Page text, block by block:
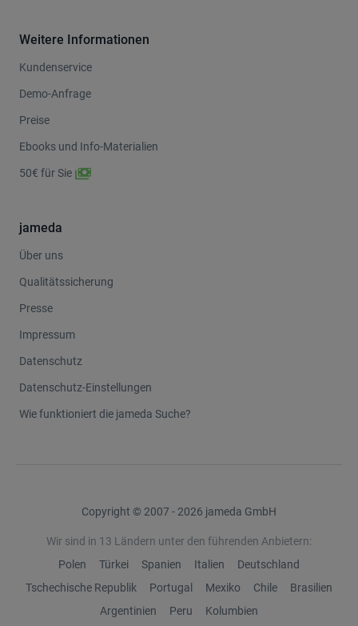
Weitere Informationen
Kundenservice
Demo-Anfrage
Preise
Ebooks und Info-Materialien
50€ für Sie
jameda
Über uns
Qualitätssicherung
Presse
Impressum
Datenschutz
Datenschutz-Einstellungen
Wie funktioniert die jameda Suche?
Copyright © 2007 - 2026 jameda GmbH
Wir sind in 13 Ländern unter den führenden Anbietern:
Polen
Türkei Spanien Italien
Deutschland
Tschechische Republik
Portugal Mexiko Chile
Brasilien
Argentinien
Peru Kolumbien